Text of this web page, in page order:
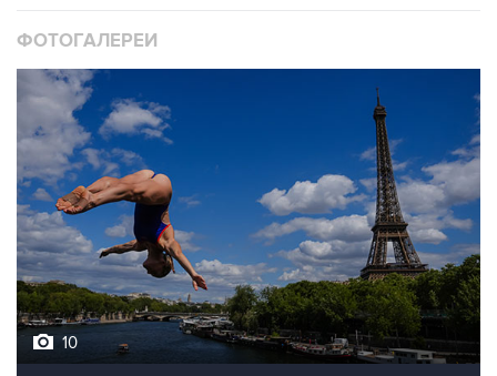
ФОТОГАЛЕРЕИ
10